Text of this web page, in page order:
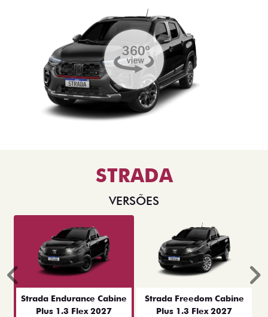
STRADA
VERSÕES
Strada Endurance Cabine
Plus 1.3 Flex 2027
Strada Freedom Cabine
Plus 1.3 Flex 2027
Anterior